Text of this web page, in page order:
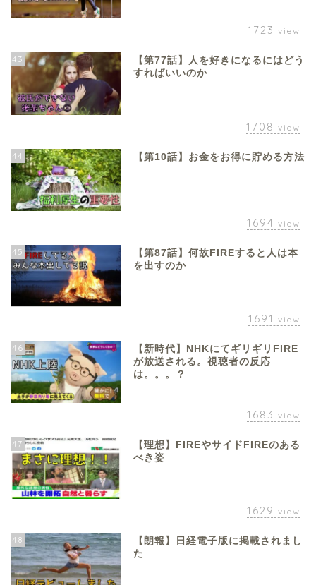
1723 view
43
【第77話】人を好きになるにはどう
すればいいのか
1708 view
44 【第10話】お金をお得に貯める方法
1694 view
45
【第87話】何故FIREすると人は本
を出すのか
1691 view
46
【新時代】NHKにてギリギリFIRE
が放送される。視聴者の反応
は。。。？
1683 view
47
【理想】FIREやサイドFIREのある
べき姿
1629 view
48
【朗報】日経電子版に掲載されまし
た